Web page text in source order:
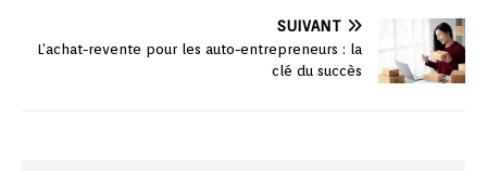
SUIVANT
L’achat-revente pour les auto-entrepreneurs : la
clé du succès